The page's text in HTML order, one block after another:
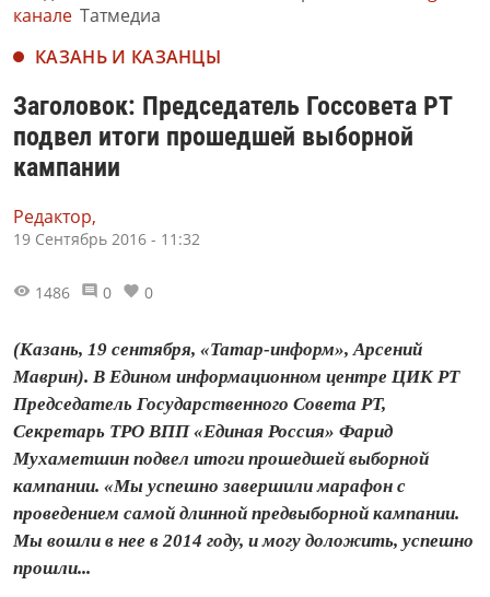
канале Татмедиа
КАЗАНЬ И КАЗАНЦЫ
Заголовок: Председатель Госсовета РТ
подвел итоги прошедшей выборной
кампании
Редактор,
19 Сентябрь 2016 - 11:32
1486 0 0
(Казань, 19 сентября, «Татар-информ», Арсений
Маврин). В Едином информационном центре ЦИК РТ
Председатель Государственного Совета РТ,
Секретарь ТРО ВПП «Единая Россия» Фарид
Мухаметшин подвел итоги прошедшей выборной
кампании. «Мы успешно завершили марафон с
проведением самой длинной предвыборной кампании.
Мы вошли в нее в 2014 году, и могу доложить, успешно
прошли...